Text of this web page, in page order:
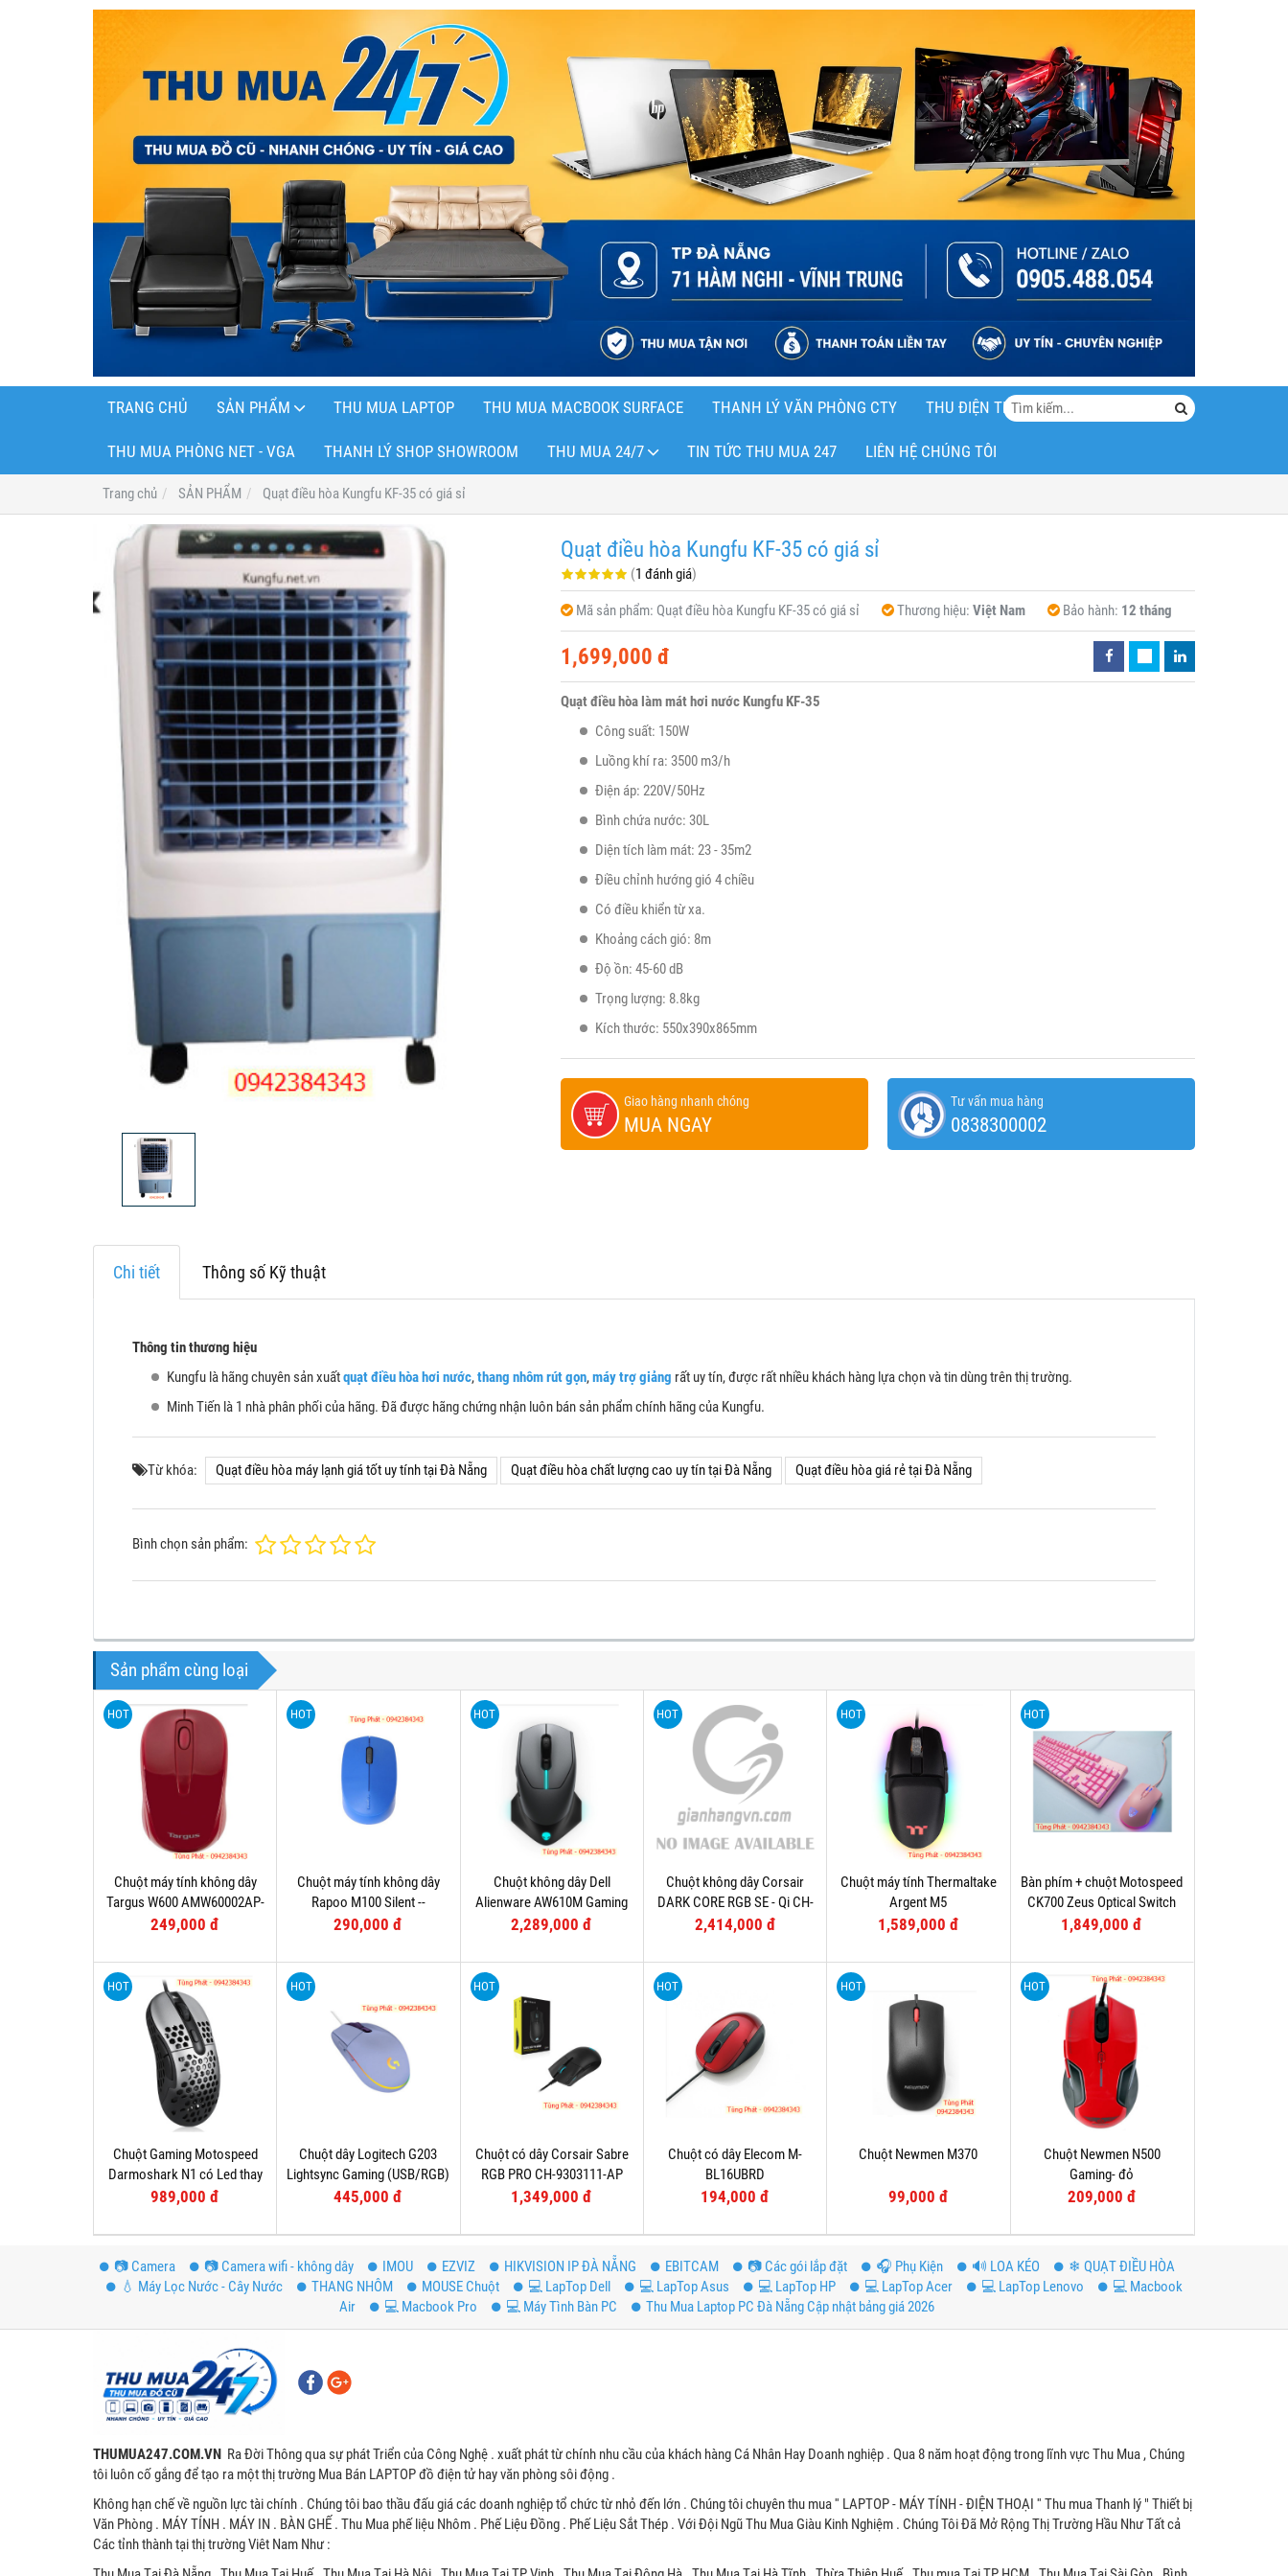
TRANG CHỦ SẢN PHẨM THU MUA LAPTOP THU MUA MACBOOK SURFACE THANH LÝ VĂN PHÒNG CTY THU ĐIỆN THOẠI
THU MUA PHÒNG NET - VGA THANH LÝ SHOP SHOWROOM THU MUA 24/7 TIN TỨC THU MUA 247 LIÊN HỆ CHÚNG TÔI
Trang chủ SẢN PHẨM Quạt điều hòa Kungfu KF-35 có giá sỉ
Quạt điều hòa Kungfu KF-35 có giá sỉ
(1 đánh giá)
Mã sản phẩm: Quạt điều hòa Kungfu KF-35 có giá sỉ Thương hiệu: Việt Nam Bảo hành: 12 tháng
1,699,000 đ
Quạt điều hòa làm mát hơi nước Kungfu KF-35
Công suất: 150W
Luồng khí ra: 3500 m3/h
Điện áp: 220V/50Hz
Bình chứa nước: 30L
Diện tích làm mát: 23 - 35m2
Điều chỉnh hướng gió 4 chiều
Có điều khiển từ xa.
Khoảng cách gió: 8m
Độ ồn: 45-60 dB
Trọng lượng: 8.8kg
Kích thước: 550x390x865mm
Giao hàng nhanh chóng
MUA NGAY
Tư vấn mua hàng
0838300002
Chi tiết Thông số Kỹ thuật
Thông tin thương hiệu
Kungfu là hãng chuyên sản xuấtquạt điều hòa hơi nước,thang nhôm rút gọn,máy trợ giảng rất uy tín, được rất nhiều khách hàng lựa chọn và tin dùng trên thị trường.
Minh Tiến là 1 nhà phân phối của hãng. Đã được hãng chứng nhận luôn bán sản phẩm chính hãng của Kungfu.
Từ khóa: Quạt điều hòa máy lạnh giá tốt uy tính tại Đà Nẵng Quạt điều hòa chất lượng cao uy tín tại Đà Nẵng Quạt điều hòa giá rẻ tại Đà Nẵng
Bình chọn sản phẩm:
Sản phẩm cùng loại
HOT
Chuột máy tính không dây
Targus W600 AMW60002AP-
52
249,000 đ
HOT
Chuột máy tính không dây
Rapoo M100 Silent --
Bluetooth
290,000 đ
HOT
Chuột không dây Dell
Alienware AW610M Gaming
2,289,000 đ
HOT
Chuột không dây Corsair
DARK CORE RGB SE - Qi CH-
9315111-AP
2,414,000 đ
HOT
Chuột máy tính Thermaltake
Argent M5
1,589,000 đ
HOT
Bàn phím + chuột Motospeed
CK700 Zeus Optical Switch
(Hồng)
1,849,000 đ
HOT
Chuột Gaming Motospeed
Darmoshark N1 có Led thay
đổi theo DPI
989,000 đ
HOT
Chuột dây Logitech G203
Lightsync Gaming (USB/RGB)
Tím
445,000 đ
HOT
Chuột có dây Corsair Sabre
RGB PRO CH-9303111-AP
1,349,000 đ
HOT
Chuột có dây Elecom M-
BL16UBRD
194,000 đ
HOT
Chuột Newmen M370
99,000 đ
HOT
Chuột Newmen N500
Gaming- đỏ
209,000 đ
📷 Camera 📷 Camera wifi - không dây IMOU EZVIZ HIKVISION IP ĐÀ NẴNG EBITCAM 📷 Các gói lắp đặt ️🎧 Phụ Kiện 🔊 LOA KÉO
❄ QUẠT ĐIỀU HÒA
💧 Máy Lọc Nước - Cây Nước
THANG NHÔM MOUSE Chuột 💻 LapTop Dell 💻 LapTop Asus 💻 LapTop HP 💻 LapTop Acer 💻 LapTop Lenovo
💻 Macbook
Air
💻 Macbook Pro 💻 Máy Tình Bàn PC Thu Mua Laptop PC Đà Nẵng Cập nhật bảng giá 2026
THUMUA247.COM.VN Ra Đời Thông qua sự phát Triển của Công Nghệ . xuất phát từ chính nhu cầu của khách hàng Cá Nhân Hay Doanh nghiệp . Qua 8 năm hoạt động trong lĩnh vực Thu Mua , Chúng
tôi luôn cố gắng để tạo ra một thị trường Mua Bán LAPTOP đồ điện tử hay văn phòng sôi động .
Không hạn chế về nguồn lực tài chính . Chúng tôi bao thầu đấu giá các doanh nghiệp tổ chức từ nhỏ đến lớn . Chúng tôi chuyên thu mua '' LAPTOP - MÁY TÍNH - ĐIỆN THOẠI '' Thu mua Thanh lý " Thiết bị
Văn Phòng . MÁY TÍNH . MÁY IN . BÀN GHẾ . Thu Mua phế liệu Nhôm . Phế Liệu Đồng . Phế Liệu Sắt Thép . Với Đội Ngũ Thu Mua Giàu Kinh Nghiệm . Chúng Tôi Đã Mở Rộng Thị Trường Hầu Như Tất cả
Các tỉnh thành tại thị trường Viêt Nam Như :